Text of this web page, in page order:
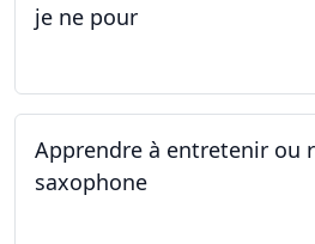
je ne pour
Apprendre à entretenir ou
saxophone